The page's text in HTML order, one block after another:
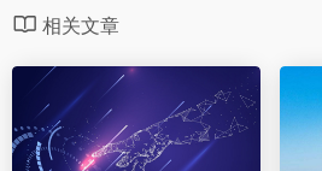
相关文章